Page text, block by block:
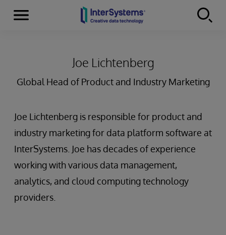
Skip to content
Menu
Joe Lichtenberg
Global Head of Product and Industry Marketing
Joe Lichtenberg is responsible for product and
industry marketing for data platform software at
InterSystems. Joe has decades of experience
working with various data management,
analytics, and cloud computing technology
providers.